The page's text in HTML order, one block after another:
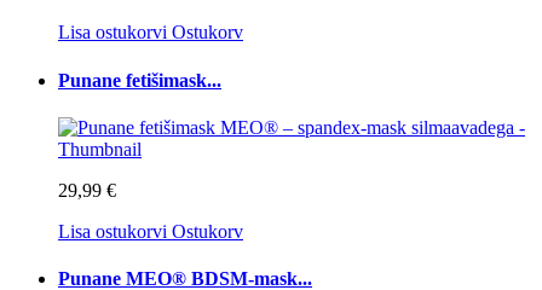
Lisa ostukorvi Ostukorv
Punane fetišimask...
29,99 €
Lisa ostukorvi Ostukorv
Punane MEO® BDSM-mask...